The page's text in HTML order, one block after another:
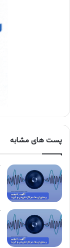
پست های مشابه